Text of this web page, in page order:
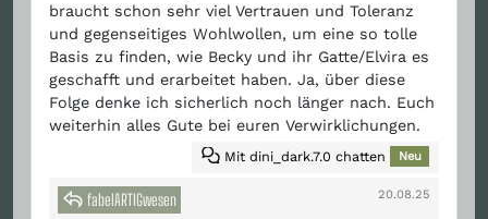
braucht schon sehr viel Vertrauen und Toleranz
und gegenseitiges Wohlwollen, um eine so tolle
Basis zu finden, wie Becky und ihr Gatte/Elvira es
geschafft und erarbeitet haben. Ja, über diese
Folge denke ich sicherlich noch länger nach. Euch
weiterhin alles Gute bei euren Verwirklichungen.
Mit dini_dark.7.0 chatten Neu
fabelARTIGwesen 20.08.25